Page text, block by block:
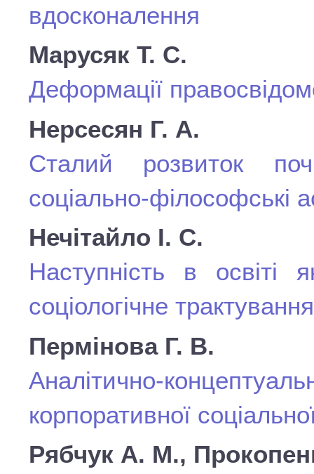
вдосконалення
Марусяк Т. С.
Деформації
Нерсесян Г. А.
Сталий розвиток
соціально-філософські
Нечітайло І. С.
Наступність в освіті
соціологічне трактування
Пермінова Г. В.
Аналітично-
корпоративної
Рябчук А. М.,